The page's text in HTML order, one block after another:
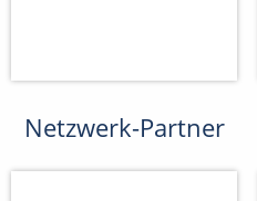
Netzwerk-Partner